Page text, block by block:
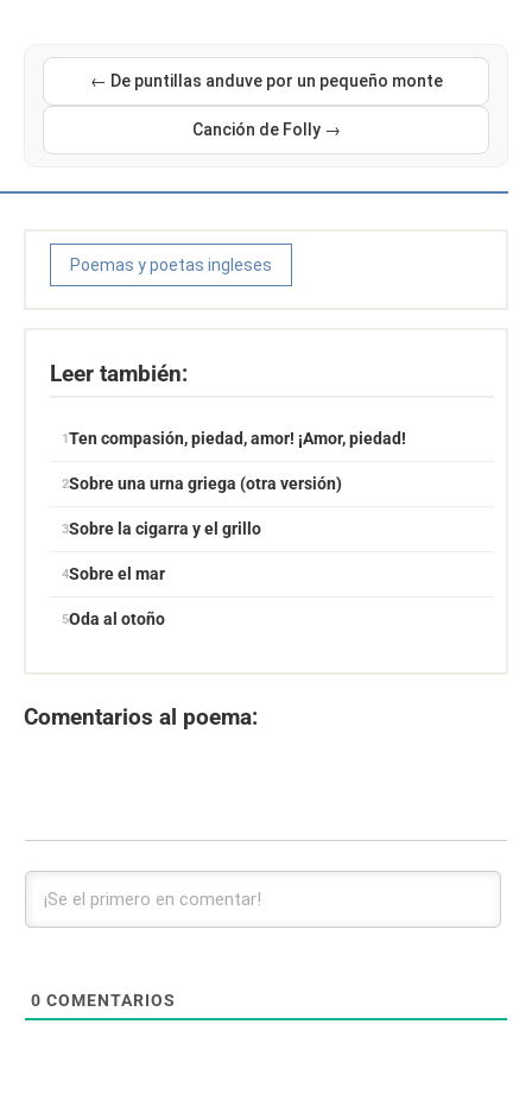
← De puntillas anduve por un pequeño monte
Canción de Folly →
Poemas y poetas ingleses
Leer también:
Ten compasión, piedad, amor! ¡Amor, piedad!
Sobre una urna griega (otra versión)
Sobre la cigarra y el grillo
Sobre el mar
Oda al otoño
Comentarios al poema:
0 COMENTARIOS